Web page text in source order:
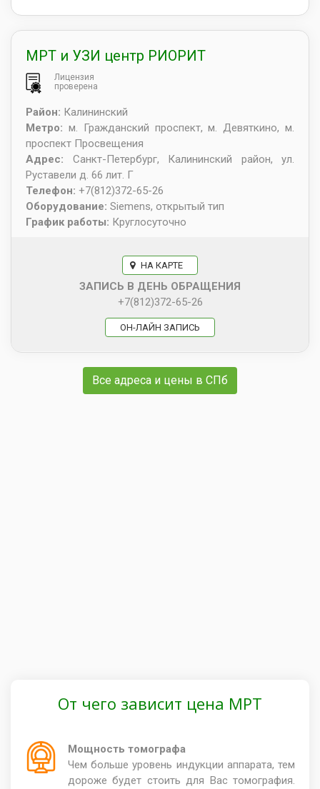
МРТ и УЗИ центр РИОРИТ
Лицензия
проверена
Район: Калининский
Метро: м. Гражданский проспект, м. Девяткино, м.
проспект Просвещения
Адрес: Санкт-Петербург,
Калининский район, ул.
Руставели д. 66 лит. Г
Телефон: +7(812)372-65-26
Оборудование: Siemens, открытый тип
График работы: Круглосуточно
НА КАРТЕ
ЗАПИСЬ В ДЕНЬ ОБРАЩЕНИЯ
+7(812)372-65-26
ОН-ЛАЙН ЗАПИСЬ
Все адреса и цены в СПб
От чего зависит цена МРТ
Мощность томографа
Чем больше уровень индукции аппарата, тем
дороже будет стоить для Вас томография.